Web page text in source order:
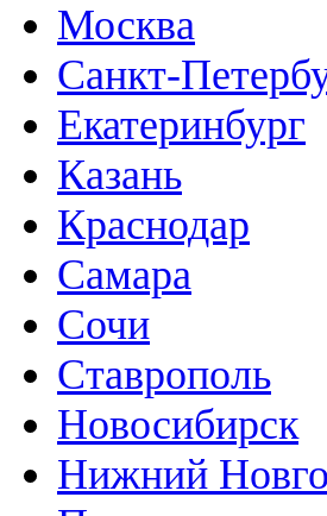
Москва
Санкт-
Екатеринбург
Казань
Краснодар
Самара
Сочи
Ставрополь
Новосибирск
Нижний